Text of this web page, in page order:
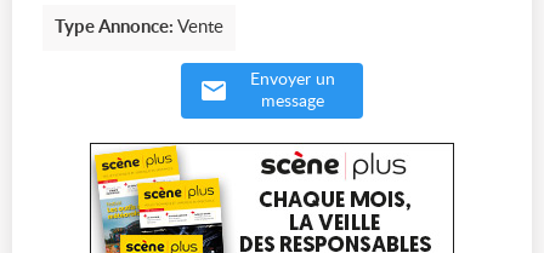
Type Annonce: Vente
Envoyer un
message